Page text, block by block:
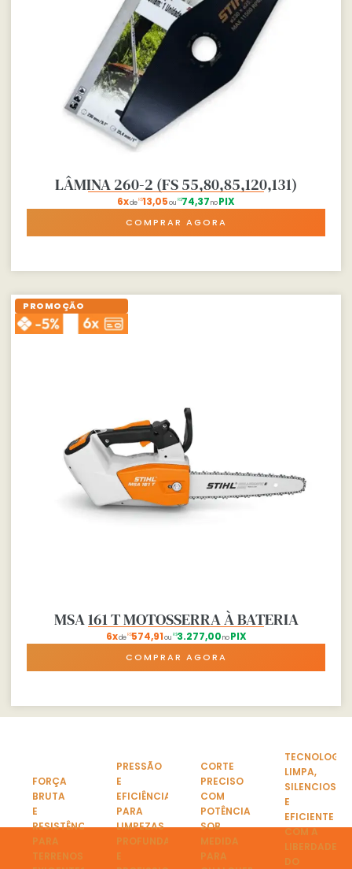
LÂMINA 260-2 (FS 55,80,85,120,131)
6xdeR$13,05ou R$74,37noPIX
COMPRAR AGORA
MSA 161 T MOTOSSERRA À BATERIA
6xdeR$574,91ou R$3.277,00no PIX
COMPRAR AGORA
PROMOÇÃO
FORÇA
BRUTA
E
RESISTÊNCIA
PARA
TERRENOS
PRESSÃO
E
EFICIÊNCIA
PARA
LIMPEZAS
PROFUNDAS
E
CORTE
PRECISO
COM
POTÊNCIA
SOB
MEDIDA
PARA
TECNOLOGIA
LIMPA,
SILENCIOSA
E
EFICIENTE
COM A
LIBERDADE
DO